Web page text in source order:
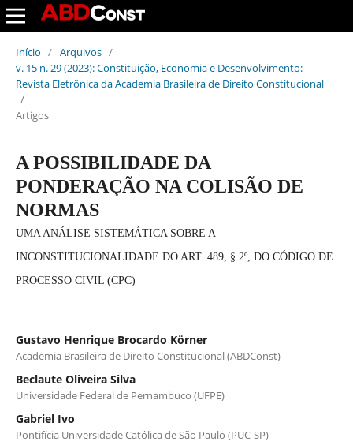
Início / Arquivos /
v. 15 n. 29 (2023): Constituição, Economia e Desenvolvimento:
Revista Eletrônica da Academia Brasileira de Direito Constitucional
/
Artigos
A POSSIBILIDADE DA
PONDERAÇÃO NA COLISÃO DE
NORMAS
UMA ANÁLISE SISTEMÁTICA SOBRE A
INCONSTITUCIONALIDADE DO ART. 489, § 2º, DO CÓDIGO DE
PROCESSO CIVIL (CPC)
Gustavo Henrique Brocardo Körner
Academia Brasileira de Direito Constitucional (ABDConst)
Beclaute Oliveira Silva
Universidade Federal de Pernambuco (UFPE)
Gabriel Ivo
Pontifícia Universidade Católica de São Paulo (PUC-SP)